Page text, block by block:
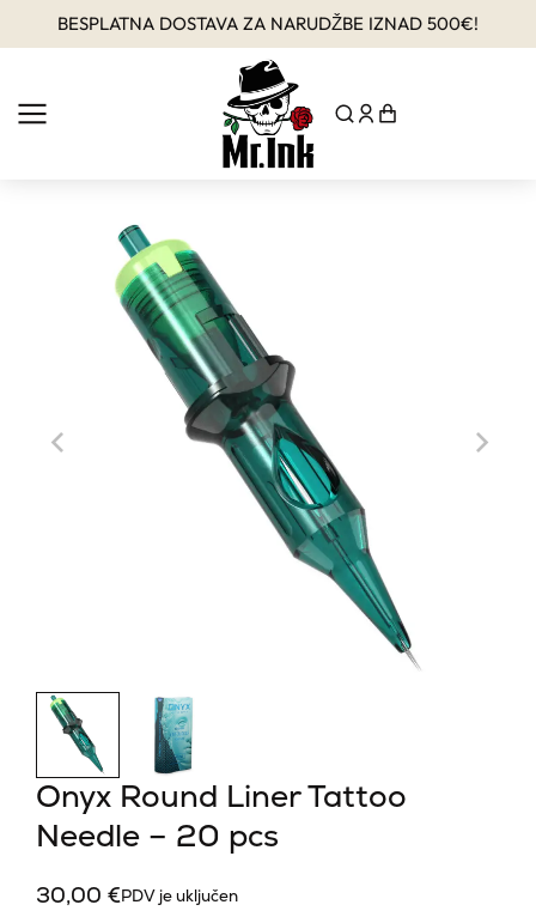
BESPLATNA DOSTAVA ZA NARUDŽBE IZNAD 500€!
Onyx Round Liner Tattoo
Needle – 20 pcs
30,00 €PDV je uključen